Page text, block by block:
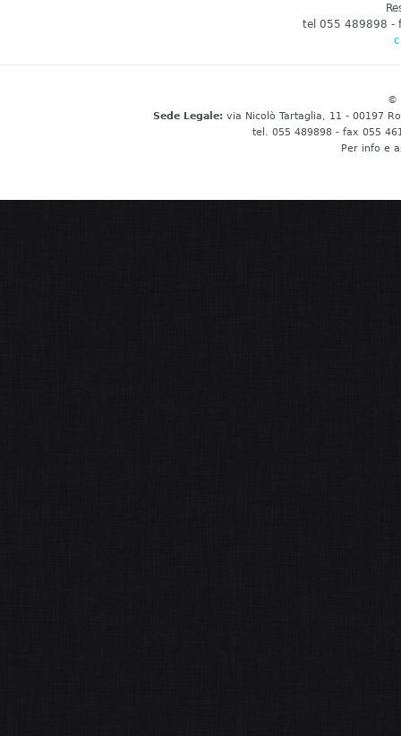
tel 055 489898 -
©
Sede Legale: via Nicolò Tartaglia, 11 - 00197
tel. 055 489898 - fax 055
Per info e